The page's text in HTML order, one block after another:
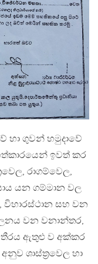
හා ගුවන් හමුදාවේ
ඉවත් කර
රාගම්වෙල,
යන ගම්මාන වල
විහාරස්ථාන සහ වන
වන වනාන්තර,
ඇතුළු ව අක්කර
ශාස්ත‍්‍රවෙල හා